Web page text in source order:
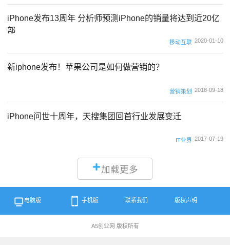
iPhone发布13周年 分析师预测iPhone的销量将达到近20亿
部
移动互联 2020-01-10
新iphone发布！苹果公司是如何做营销的？
营销策划 2018-09-18
iPhone问世十周年，天搜集团回首行业发展变迁
IT业界 2017-07-19
加载更多
电脑版 手机版 联系我们 版权声明
A5创业网 版权所有